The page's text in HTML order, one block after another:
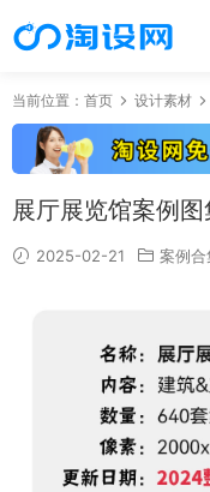
当前位置： 首页 设计素材
展厅展览馆案例
2025-02-21 案例合